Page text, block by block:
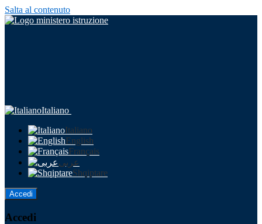
Salta al contenuto
Italiano
Italiano
English
Français
عربى
Shqiptare
Accedi
Accedi